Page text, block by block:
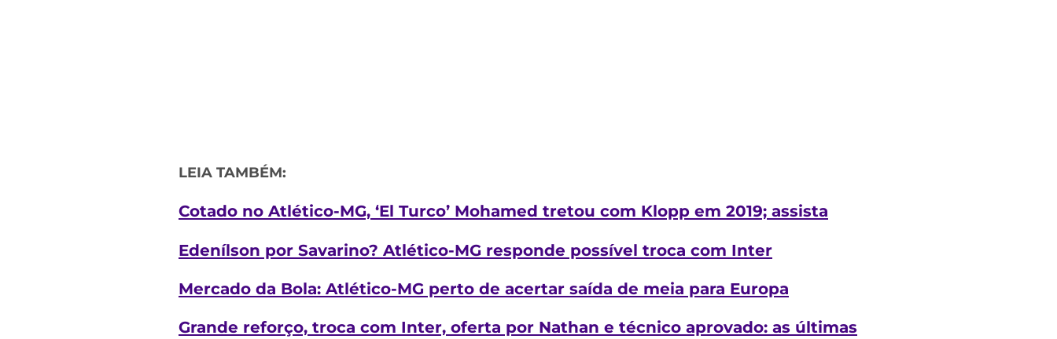
LEIA TAMBÉM:
Cotado no Atlético-MG, ‘El Turco’ Mohamed tretou com Klopp em 2019; assista
Edenílson por Savarino? Atlético-MG responde possível troca com Inter
Mercado da Bola: Atlético-MG perto de acertar saída de meia para Europa
Grande reforço, troca com Inter, oferta por Nathan e técnico aprovado: as últimas